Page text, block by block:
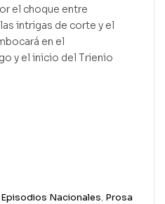
el choque entre
intrigas de corte y el
en el
y el inicio del Trienio
Episodios Nacionales, Prosa